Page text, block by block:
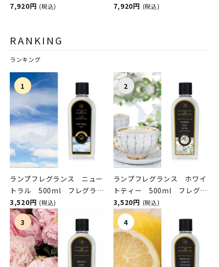
ASHLEIGH&BURWOOD（ア
7,920円 (税込)
ASHLEIGH&BURWOOD（ア
7,920円 (税込)
RANKING
ランキング
ランプフレグランス ニュー
トラル 500ml フレグラン
スランプ用オイル
ASHLEIGH&BURWOOD（ア
シュレイアンドバーウッド）
3,520円 (税込)
ランプフレグランス ホワイ
トティー 500ml フレグラ
ンスランプ用オイル
ASHLEIGH&BURWOOD（ア
シュレイアンドバーウッド）
3,520円 (税込)